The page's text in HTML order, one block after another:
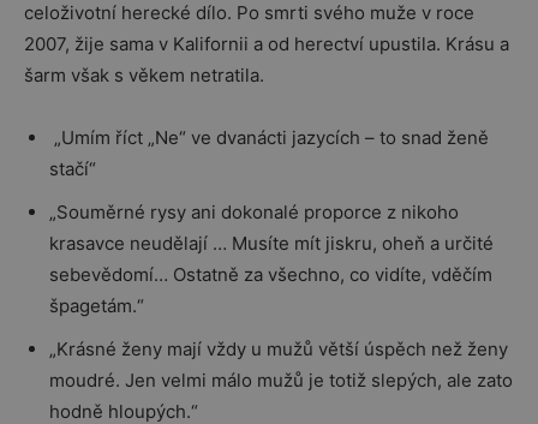
celoživotní herecké dílo. Po smrti svého muže v roce
2007, žije sama v Kalifornii a od herectví upustila. Krásu a
šarm však s věkem netratila.
„Umím říct „Ne“ ve dvanácti jazycích – to snad ženě
stačí“
„Souměrné rysy ani dokonalé proporce z nikoho
krasavce neudělají … Musíte mít jiskru, oheň a určité
sebevědomí… Ostatně za všechno, co vidíte, vděčím
špagetám.“
„Krásné ženy mají vždy u mužů větší úspěch než ženy
moudré. Jen velmi málo mužů je totiž slepých, ale zato
hodně hloupých.“